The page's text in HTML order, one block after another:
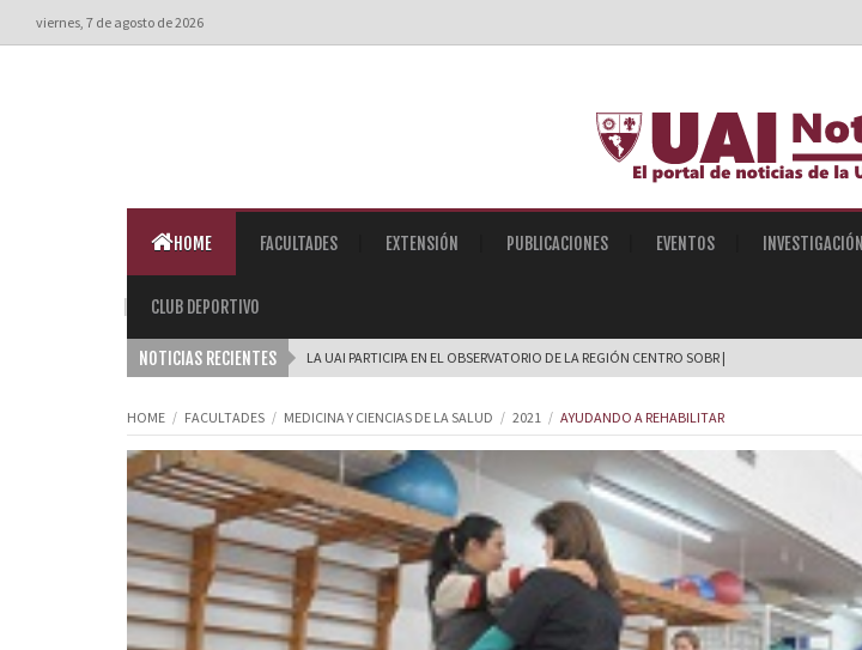
viernes, 7 de agosto de 2026
HOME FACULTADES EXTENSIÓN PUBLICACIONES EVENTOS INVESTIGACIÓN
CLUB DEPORTIVO
NOTICIAS RECIENTES LA UAI PARTICIPA EN EL OBSERVATORIO DE LA REGIÓN CENTRO SOBRE INTELIGENC |
HOME FACULTADES MEDICINA Y CIENCIAS DE LA SALUD 2021 AYUDANDO A REHABILITAR